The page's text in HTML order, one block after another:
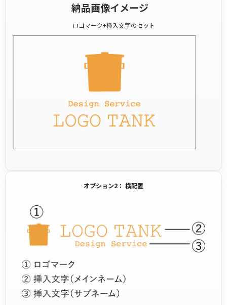
納品画像イメージ
ロゴマーク+挿入文字のセット
オプション2： 横配置